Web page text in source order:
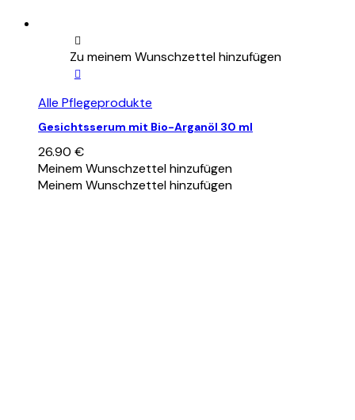
Zu meinem Wunschzettel hinzufügen
Alle Pflegeprodukte
Gesichtsserum mit Bio-Arganöl 30 ml
26.90 €
Meinem Wunschzettel hinzufügen
Meinem Wunschzettel hinzufügen